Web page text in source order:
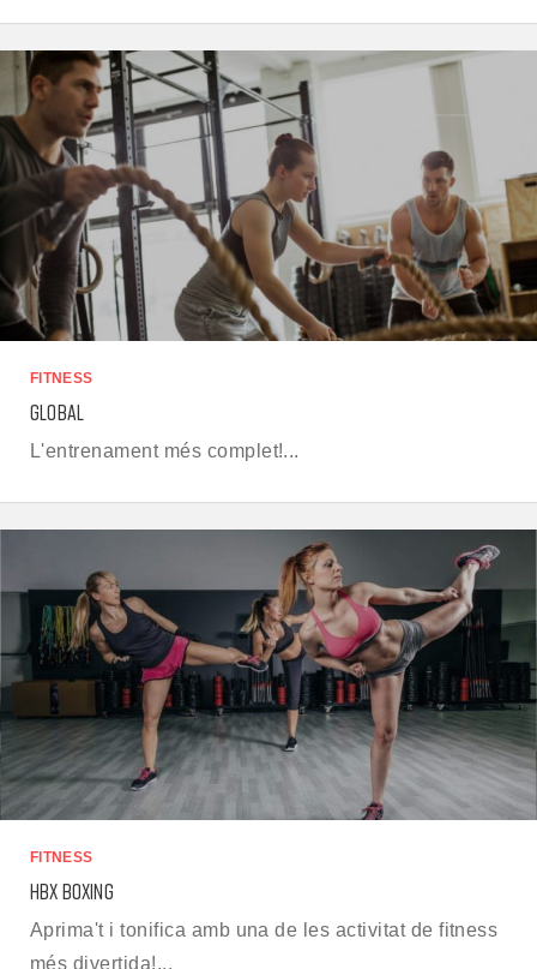
FITNESS
GLOBAL
L'entrenament més complet!...
FITNESS
HBX BOXING
Aprima't i tonifica amb una de les activitat de fitness
més divertida!...